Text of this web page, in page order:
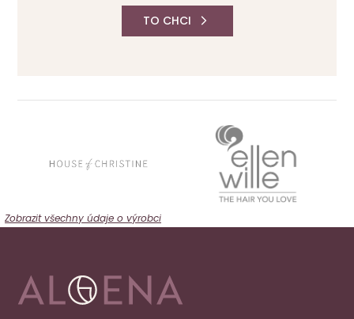
Zobrazit všechny údaje o výrobci
TO CHCI